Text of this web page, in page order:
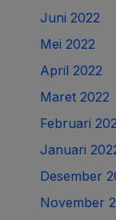
Juni 2022
Mei 2022
April 2022
Maret 2022
Februari
Januari
Desember
November